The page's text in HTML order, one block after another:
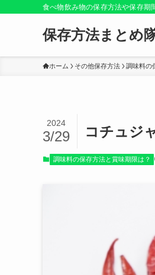
食べ物飲み物の保存方法や保存期
保存方法まとめ
ホーム その他保存方法 調味料の
コチュジ
2024
3/29
調味料の保存方法と賞味期限は？